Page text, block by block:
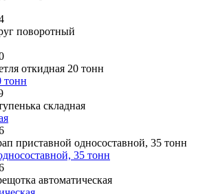
тонн
35 тонн